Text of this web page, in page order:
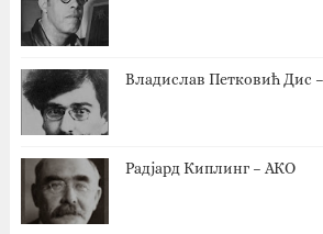
Владислав Петковић
Радјард Киплинг – АКО